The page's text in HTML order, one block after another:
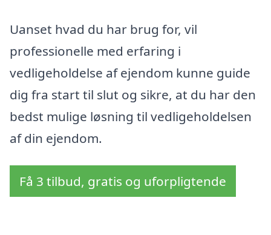
Uanset hvad du har brug for, vil
professionelle med erfaring i
vedligeholdelse af ejendom kunne guide
dig fra start til slut og sikre, at du har den
bedst mulige løsning til vedligeholdelsen
af din ejendom.
Få 3 tilbud, gratis og uforpligtende